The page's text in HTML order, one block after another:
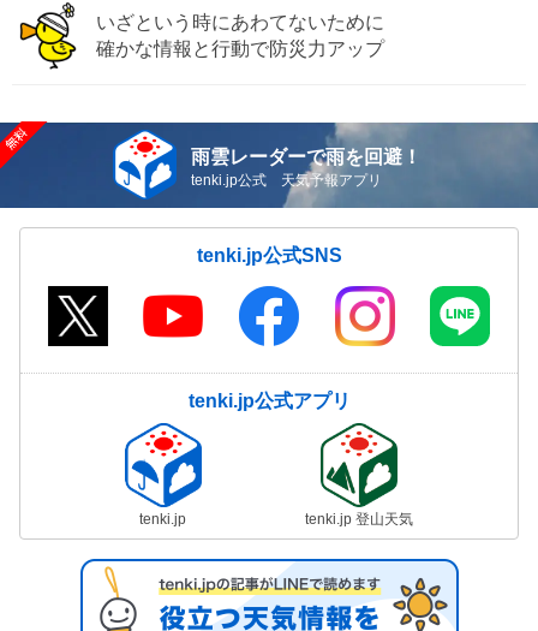
いざという時にあわてないために
確かな情報と行動で防災力アップ
雨雲レーダーで雨を回避！
tenki.jp公式 天気予報アプリ
tenki.jp公式SNS
tenki.jp公式アプリ
tenki.jp tenki.jp 登山天気